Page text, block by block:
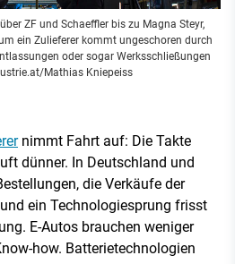
ZF und Schaeffler bis zu Magna Steyr,
ein Zulieferer kommt ungeschoren durch
oder sogar Werksschließungen
Mathias Kniepeiss
nimmt Fahrt auf: Die Takte
dünner. In Deutschland und
die Verkäufe der
ein Technologiesprung frisst
E-Autos brauchen weniger
how. Batterietechnologien